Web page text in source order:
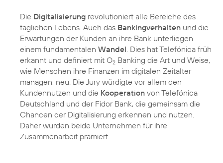
Die Digitalisierung revolutioniert alle Bereiche des
täglichen Lebens. Auch das Bankingverhalten und die
Erwartungen der Kunden an ihre Bank unterliegen
einem fundamentalen Wandel . Dies hat Telefónica früh
erkannt und definiert mit O2 Banking die Art und Weise,
wie Menschen ihre Finanzen im digitalen Zeitalter
managen, neu. Die Jury würdigte vor allem den
Kundennutzen und die Kooperation von Telefónica
Deutschland und der Fidor Bank, die gemeinsam die
Chancen der Digitalisierung erkennen und nutzen.
Daher wurden beide Unternehmen für ihre
Zusammenarbeit prämiert.